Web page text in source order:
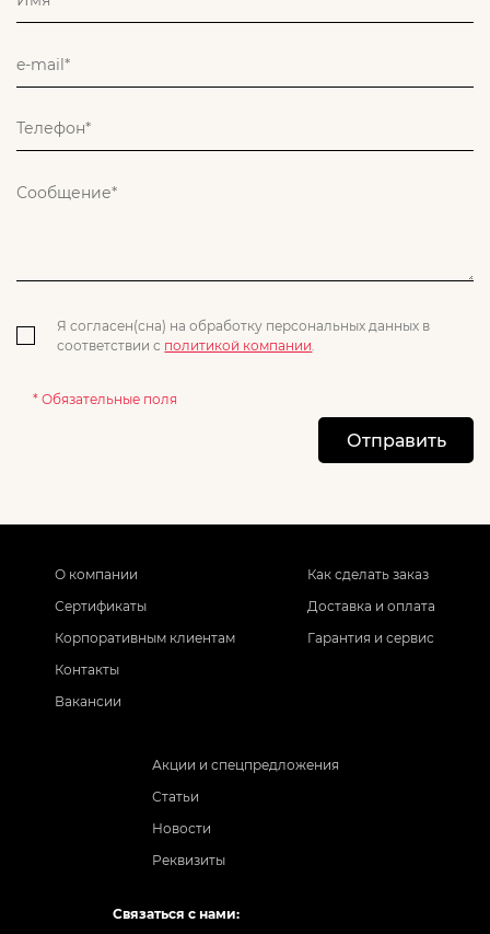
Я согласен(сна) на обработку персональных данных в
соответствии с политикой компании
* Обязательные поля
Отправить
О компании
Сертификаты
Корпоративным клиентам
Контакты
Вакансии
Как сделать заказ
Доставка и оплата
Гарантия и сервис
Акции и спецпредложения
Статьи
Новости
Реквизиты
Связаться с нами: